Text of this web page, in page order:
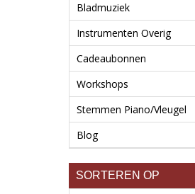
Bladmuziek
Instrumenten Overig
Cadeaubonnen
Workshops
Stemmen Piano/Vleugel
Blog
SORTEREN OP